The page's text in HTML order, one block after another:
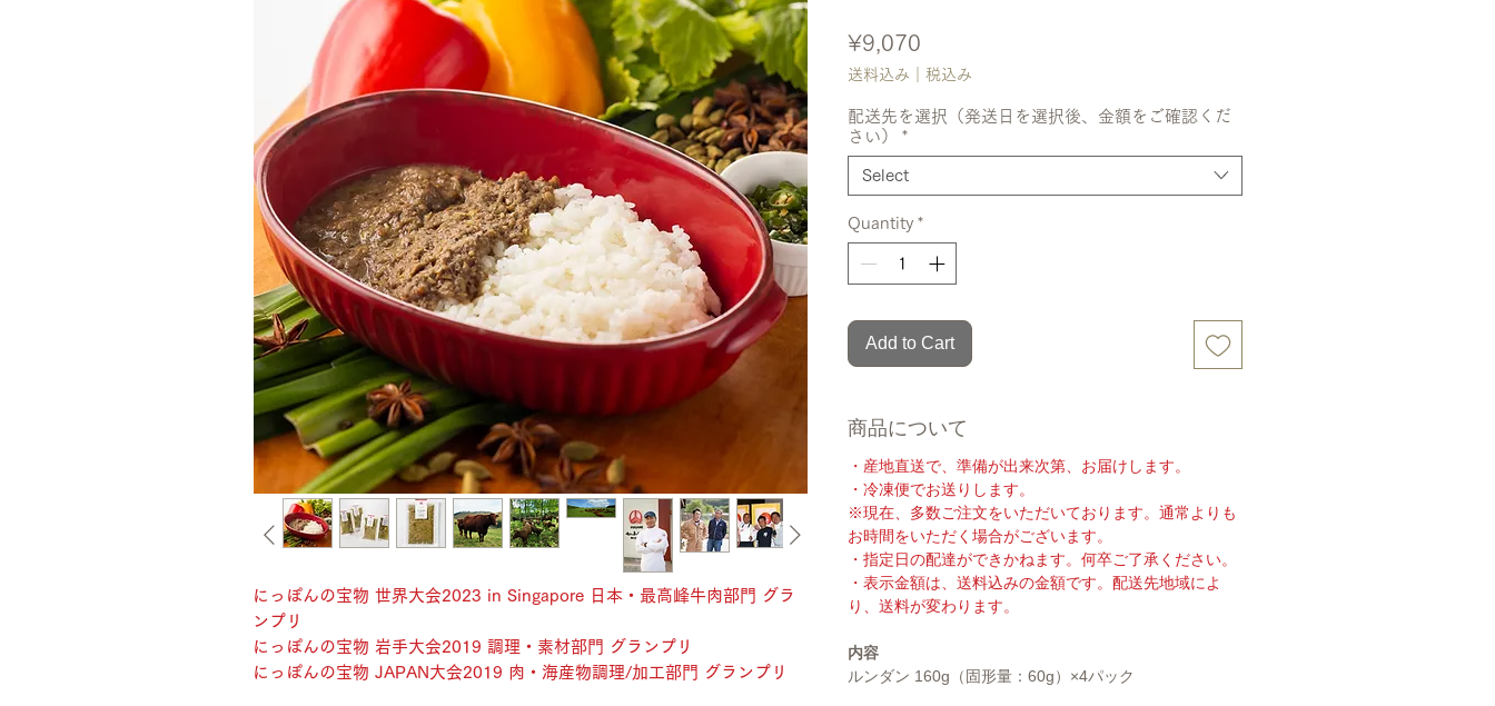
にっぽんの宝物 世界大会2023 in Singapore 日本・最高峰牛肉部門 グラ
ンプリ
にっぽんの宝物 岩手大会2019 調理・素材部門 グランプリ
にっぽんの宝物 JAPAN大会2019 肉・海産物調理/加工部門 グランプリ
¥9,070
送料込み｜税込み
配送先を選択（発送日を選択後、金額をご確認くだ
さい）
*
Select
Quantity *
Add to Cart
商品について
・産地直送で、準備が出来次第、お届けします。
・冷凍便でお送りします。
※現在、多数ご注文をいただいております。通常よりも
お時間をいただく場合がございます。
・指定日の配達ができかねます。何卒ご了承ください。
・表示金額は、送料込みの金額です。配送先地域によ
り、送料が変わります。
内容
ルンダン 160g（固形量：60g）×4パック